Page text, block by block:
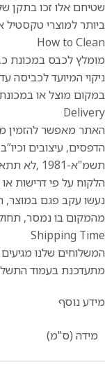
ביותר למוצרי טקסטיל
How to Clean
ניקוי המיועד לכביסה
במקום מוצל או במכונת
Delivery
האתר מאפשר להזמין
הדפסים, עיצובים
תשמ”א-
הלקוח על פי דרישות
נעשו עקב פגם במוצר,
מהמקום בו נמסר,
Shipping Time
מתעדכנת בעמוד
מידע נוסף
מידה (ס"מ)